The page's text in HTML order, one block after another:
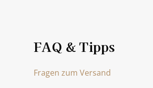
FAQ & Tipps
Fragen zum Versand